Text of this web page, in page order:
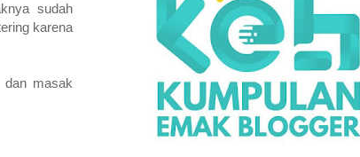
sudah
karena
dan masak